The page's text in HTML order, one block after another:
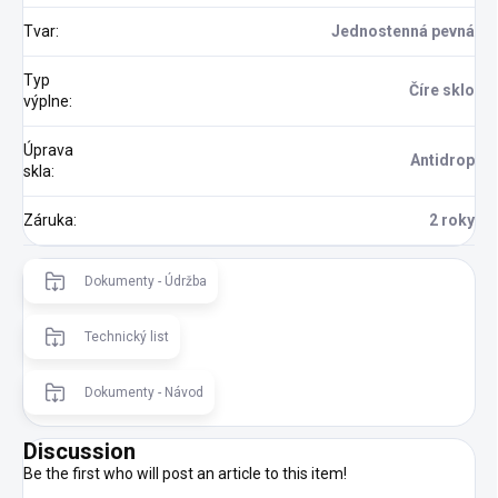
Tvar: Jednostenná pevná
Typ
výplne:
Číre sklo
Úprava
skla:
Antidrop
Záruka: 2 roky
Dokumenty - Údržba
Technický list
Dokumenty - Návod
Discussion
Be the first who will post an article to this item!